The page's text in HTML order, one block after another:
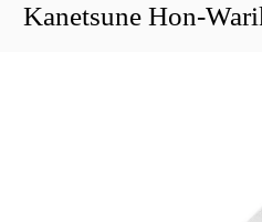
Kanetsune Hon-